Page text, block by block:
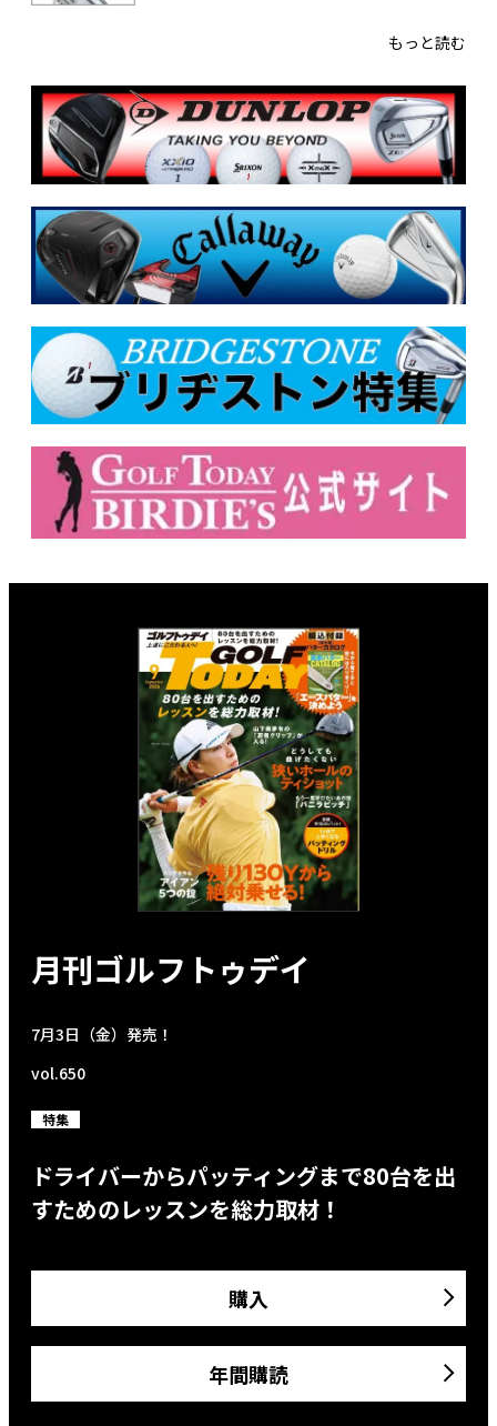
もっと読む
月刊ゴルフトゥデイ
7月3日（金）発売！
vol.650
特集
ドライバーからパッティングまで80台を出
すためのレッスンを総力取材！
購入
年間購読